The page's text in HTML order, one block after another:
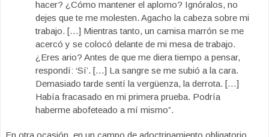
hacer? ¿Cómo mantener el aplomo? Ignóralos, no
dejes que te me molesten. Agacho la cabeza sobre mi
trabajo. […] Mientras tanto, un camisa marrón se me
acercó y se colocó delante de mi mesa de trabajo.
¿Eres ario? Antes de que me diera tiempo a pensar,
respondí: ‘Sí’. […] La sangre se me subió a la cara.
Demasiado tarde sentí la vergüenza, la derrota. […]
Había fracasado en mi primera prueba. Podría
haberme abofeteado a mí mismo”.